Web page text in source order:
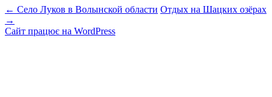
Навігація
по
← Село Луков в Волынской области Отдых на Шацких озёрах
→
Сайт працює на WordPress